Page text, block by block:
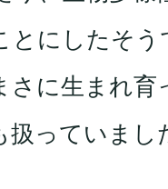
とにしたそう
に生まれ育
っていまし